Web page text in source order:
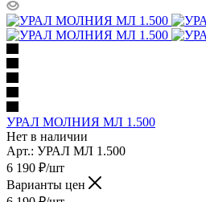
УРАЛ МОЛНИЯ МЛ 1.500
Нет в наличии
Арт.: УРАЛ МЛ 1.500
6 190 ₽/шт
Варианты цен